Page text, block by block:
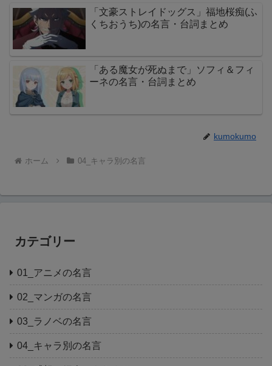
「文豪ストレイドッグス」福地桜痴(ふ
くちおうち)の名言・台詞まとめ
「ある魔女が死ぬまで」ソフィ＆フィ
ーネの名言・台詞まとめ
kumokumo
ホーム 04_キャラ別の名言
カテゴリー
01_アニメの名言
02_マンガの名言
03_ラノベの名言
04_キャラ別の名言